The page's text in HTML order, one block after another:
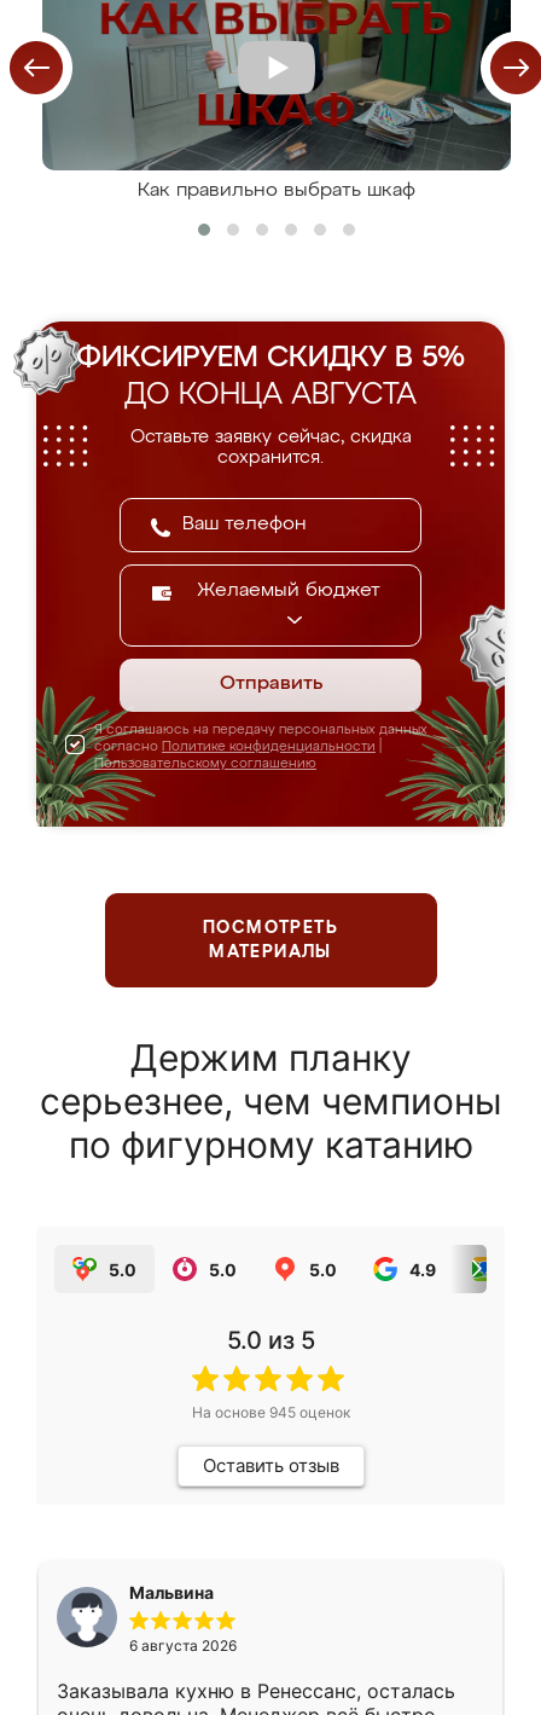
Как правильно выбрать шкаф
ФИКСИРУЕМ СКИДКУ В 5%
ДО КОНЦА АВГУСТА
Оставьте заявку сейчас, скидка
сохранится.
Желаемый бюджет
Отправить
Я соглашаюсь на передачу персональных данных
согласно Политике конфиденциальности
Пользовательскому соглашению
ПОСМОТРЕТЬ
МАТЕРИАЛЫ
Держим планку
серьезнее, чем чемпионы
по фигурному катанию
5.0 5.0 5.0 4.9
5.0 из 5
На основе 945оценок
Оставить отзыв
Мальвина
6 августа 2026
Заказывала кухню в Ренессанс, осталась